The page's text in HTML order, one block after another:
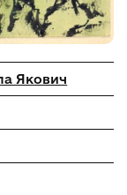
Якович